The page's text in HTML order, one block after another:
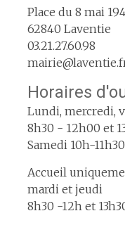
Place du 8 mai
62840 Laventie
03.21.27.60.98
Horaires
Lundi, mercredi,
8h30 - 12h00 et
Samedi 10h-11h30
Accueil
mardi et jeudi
8h30 -12h et